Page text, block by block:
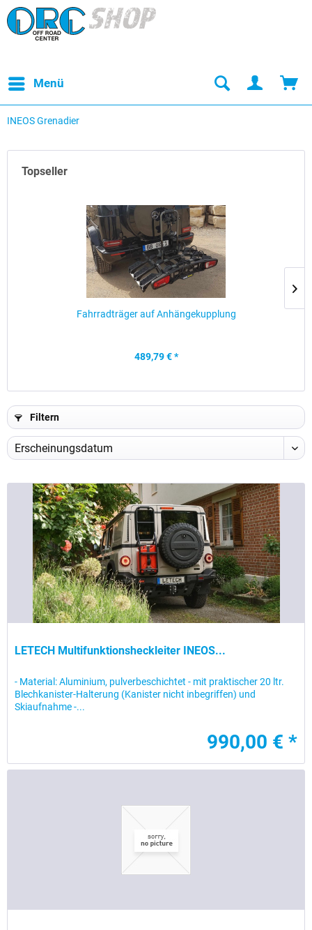
Menü
INEOS Grenadier
Topseller
Fahrradträger auf Anhängekupplung
489,79 € *
Filtern
LETECH Multifunktionsheckleiter INEOS...
- Material: Aluminium, pulverbeschichtet - mit praktischer 20 ltr.
Blechkanister-Halterung (Kanister nicht inbegriffen) und
Skiaufnahme -...
990,00 € *